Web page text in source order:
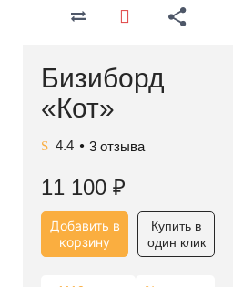
4.4 ● 3 отзыва
Бизиборд
«Кот»
11 100₽
Добавить в
корзину
Купить в
один клик